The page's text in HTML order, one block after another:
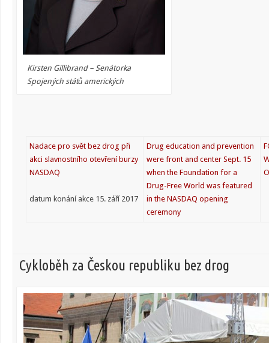
Kirsten Gillibrand – Senátorka
Spojených států amerických
Nadace pro svět bez drog při
akci slavnostního otevření burzy
NASDAQ
datum konání akce 15. září 2017
Drug education and prevention
were front and center Sept. 15
when the Foundation for a
Drug-Free World was featured
in the NASDAQ opening
ceremony
Cykloběh za Českou republiku bez drog